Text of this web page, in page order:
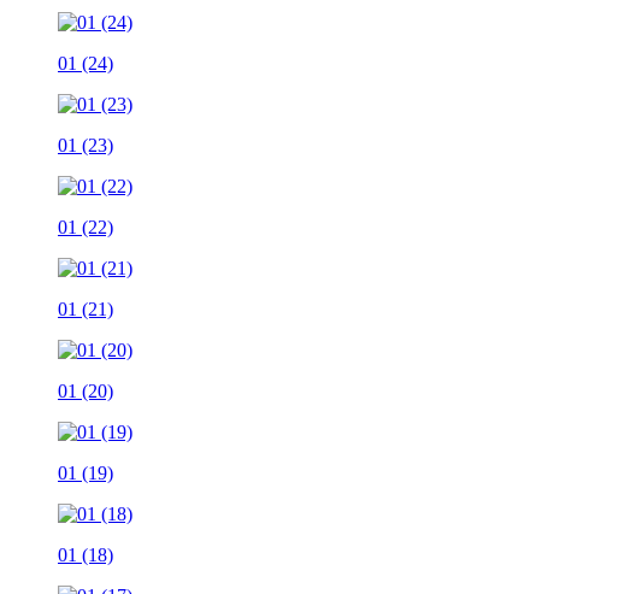
01 (24)
01 (23)
01 (22)
01 (21)
01 (20)
01 (19)
01 (18)